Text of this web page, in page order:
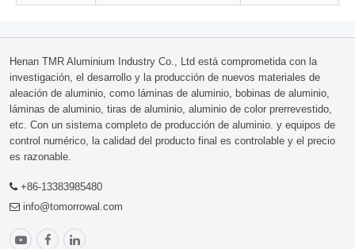
Henan TMR Aluminium Industry Co., Ltd está comprometida con la
investigación, el desarrollo y la producción de nuevos materiales de
aleación de aluminio, como láminas de aluminio, bobinas de aluminio,
láminas de aluminio, tiras de aluminio, aluminio de color prerrevestido,
etc. Con un sistema completo de producción de aluminio. y equipos de
control numérico, la calidad del producto final es controlable y el precio
es razonable.
+86-13383985480
info@tomorrowal.com